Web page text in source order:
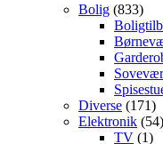
Bolig (833)
Diverse (171)
Elektronik (54)
TV (1)